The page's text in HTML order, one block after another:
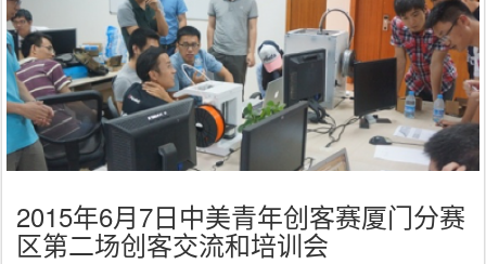
2015年6月7日中美青年创客赛厦门分赛
区第二场创客交流和培训会